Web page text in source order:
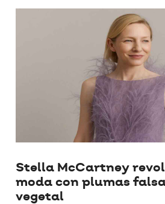
Stella McCartney
moda con plumas
vegetal